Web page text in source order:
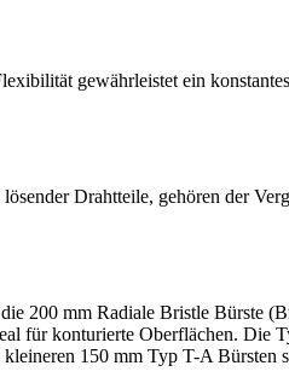
gewährleistet ein
Drahtteile, gehören der
mm Radiale Bristle Bürste
für konturierte Oberflächen. Die
150 mm Typ T-A